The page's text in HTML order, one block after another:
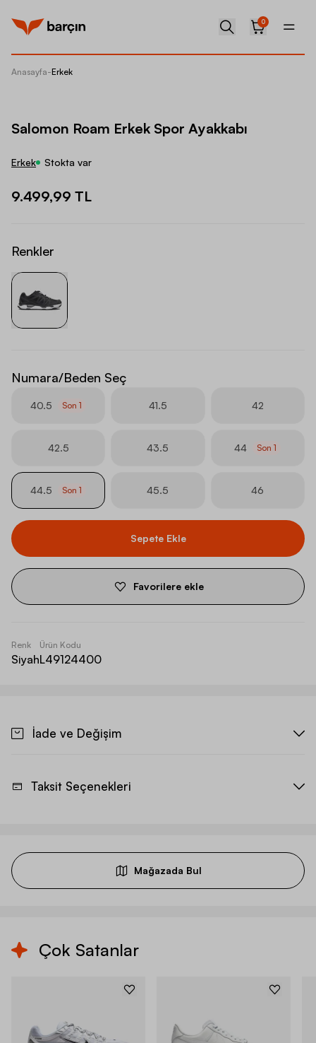
0
Anasayfa-Erkek
Salomon Roam Erkek Spor Ayakkabı
Erkek Stokta var
9.499,99 TL
Renkler
Numara/Beden Seç
40.5 Son1 41.5 42
42.5 43.5 44 Son1
44.5 Son1 45.5 46
Sepete Ekle
Favorilere ekle
Renk
Siyah
Ürün Kodu
L49124400
İade ve Değişim
Taksit Seçenekleri
Mağazada Bul
Çok Satanlar